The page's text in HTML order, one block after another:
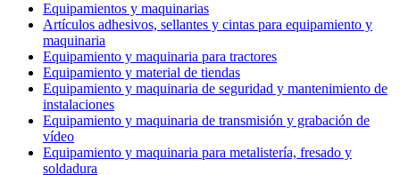
Equipamientos y maquinarias
Artículos adhesivos, sellantes y cintas para equipamiento y
maquinaria
Equipamiento y maquinaria para tractores
Equipamiento y material de tiendas
Equipamiento y maquinaria de seguridad y mantenimiento de
instalaciones
Equipamiento y maquinaria de transmisión y grabación de
vídeo
Equipamiento y maquinaria para metalistería, fresado y
soldadura